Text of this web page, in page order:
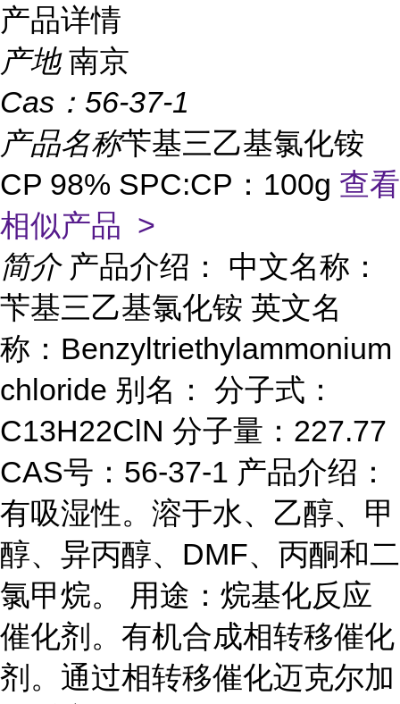
产品详情
产地 南京
Cas： 56-37-1
产品名称苄基三乙基氯化铵
CP 98% SPC:CP：100g 查看
相似产品 >
简介 产品介绍： 中文名称：
苄基三乙基氯化铵 英文名
称：Benzyltriethylammonium
chloride 别名： 分子式：
C13H22ClN 分子量：227.77
CAS号：56-37-1 产品介绍：
有吸湿性。溶于水、乙醇、甲
醇、异丙醇、DMF、丙酮和二
氯甲烷。 用途：烷基化反应
催化剂。有机合成相转移催化
剂。通过相转移催化迈克尔加